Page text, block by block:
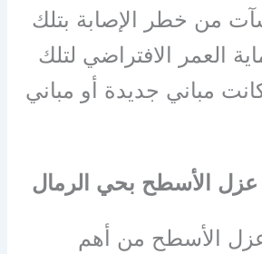
من خطر الإصابة بتلك
العمر الافتراضي لتلك
مباني جديدة أو مباني
الأسطح بحي الرمال
الأسطح من أهم